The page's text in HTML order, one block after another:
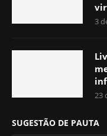
3
23
SUGESTÃO DE PAUTA